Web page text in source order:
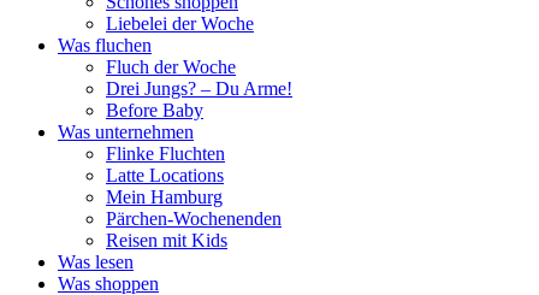
Liebelei der Woche
Was fluchen
Fluch der Woche
Drei Jungs? – Du Arme!
Before Baby
Was unternehmen
Flinke Fluchten
Latte Locations
Mein Hamburg
Pärchen-Wochenenden
Reisen mit Kids
Was lesen
Was shoppen